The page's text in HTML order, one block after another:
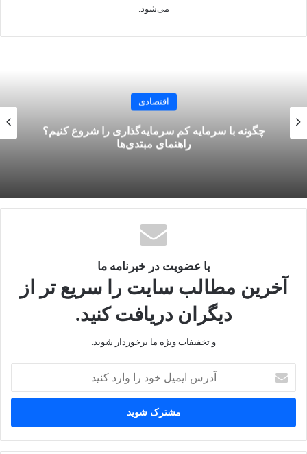
با واقعی‌سازی دستمزدها» به عنوان زیرپروژه طرح «ارتقای مدیریت
اجتماعی مورد توجه قرار گرفته است.
کپی لینک
می‌شود.
اقتصادی
چگونه با سرمایه کم سرمایه‌گذاری را شروع کنیم؟
راهنمای مبتدی‌ها
با عضویت در خبرنامه ما
آخرین مطالب سایت را سریع تر از
دیگران دریافت کنید.
و تخفیفات ویژه ما برخوردار شوید.
ایمیل
خود
وارد
کنید